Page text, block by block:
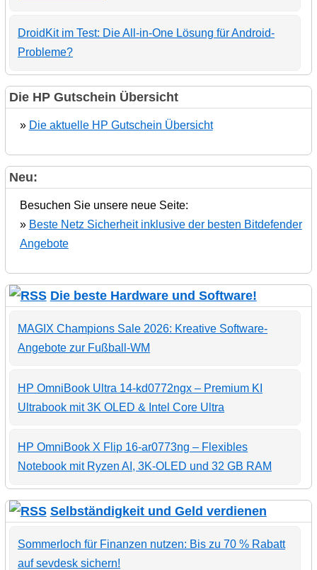
DroidKit im Test: Die All-in-One Lösung für Android-
Probleme?
Die HP Gutschein Übersicht
» Die aktuelle HP Gutschein Übersicht
Neu:
Besuchen Sie unsere neue Seite:
» Beste Netz Sicherheit inklusive der besten Bitdefender
Angebote
Die beste Hardware und Software!
MAGIX Champions Sale 2026: Kreative Software-
Angebote zur Fußball-WM
HP OmniBook Ultra 14-kd0772ngx – Premium KI
Ultrabook mit 3K OLED & Intel Core Ultra
HP OmniBook X Flip 16-ar0773ng – Flexibles
Notebook mit Ryzen AI, 3K-OLED und 32 GB RAM
Selbständigkeit und Geld verdienen
Sommerloch für Finanzen nutzen: Bis zu 70 % Rabatt
auf sevdesk sichern!